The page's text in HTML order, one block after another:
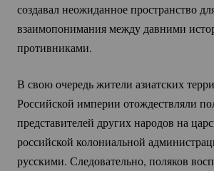
создавал неожиданное пространство
взаимопонимания между давними
противниками.
В свою очередь жители азиатских
Российской империи отождествляли
представителей других народов на
российской колониальной
русскими. Следовательно, поляков